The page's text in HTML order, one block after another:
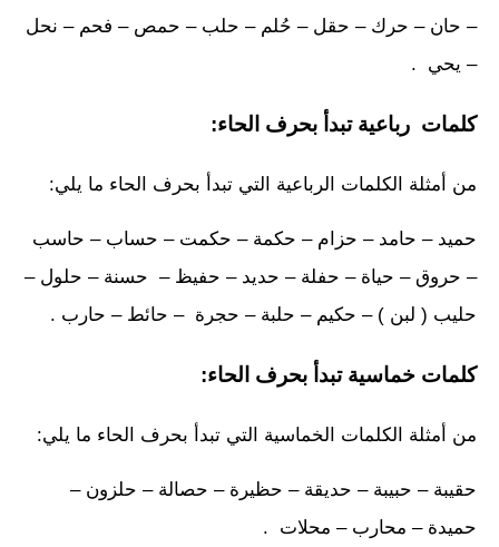
– حان – حرك – حقل – حُلم – حلب – حمص – فحم – نحل
– يحي .
كلمات رباعية تبدأ بحرف الحاء:
من أمثلة الكلمات الرباعية التي تبدأ بحرف الحاء ما يلي:
حميد – حامد – حزام – حكمة – حكمت – حساب – حاسب
– حروق – حياة – حفلة – حديد – حفيظ – حسنة – حلول –
حليب ( لبن ) – حكيم – حلبة – حجرة – حائط – حارب .
كلمات خماسية تبدأ بحرف الحاء:
من أمثلة الكلمات الخماسية التي تبدأ بحرف الحاء ما يلي:
حقيبة – حبيبة – حديقة – حظيرة – حصالة – حلزون –
حميدة – محارب – محلات .